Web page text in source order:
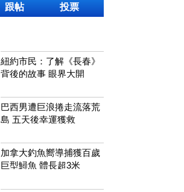
跟帖 投票
紐約市民：了解《長春》
背後的故事 眼界大開
巴西男遭巨浪捲走流落荒
島 五天後幸運獲救
加拿大釣魚嚮導捕獲百歲
巨型鱘魚 體長超3米